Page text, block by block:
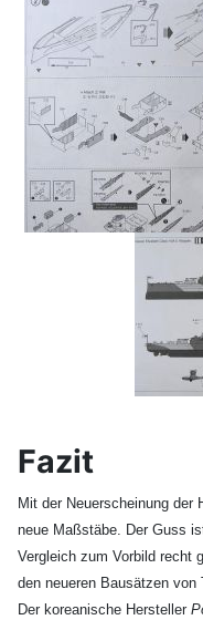
Fazit
Mit der Neuerscheinung der
neue Maßstäbe. Der Guss
Vergleich zum Vorbild recht
den neueren Bausätzen
Der koreanische Hersteller